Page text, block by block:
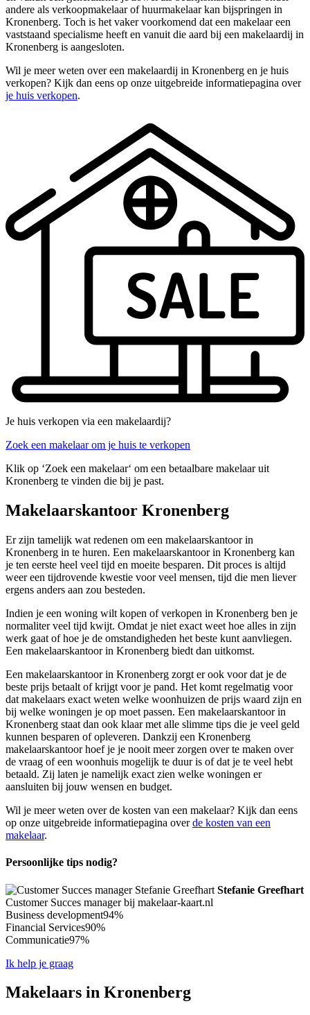
andere als verkoopmakelaar of huurmakelaar kan bijspringen in
Kronenberg. Toch is het vaker voorkomend dat een makelaar een
vaststaand specialisme heeft en vanuit die aard bij een makelaardij in
Kronenberg is aangesloten.
Wil je meer weten over een makelaardij in Kronenberg en je huis
verkopen? Kijk dan eens op onze uitgebreide informatiepagina over
je huis verkopen.
Je huis verkopen via een makelaardij?
Zoek een makelaar om je huis te verkopen
Klik op ‘Zoek een makelaar‘ om een betaalbare makelaar uit
Kronenberg te vinden die bij je past.
Makelaarskantoor Kronenberg
Er zijn tamelijk wat redenen om een makelaarskantoor in
Kronenberg in te huren. Een makelaarskantoor in Kronenberg kan
je ten eerste heel veel tijd en moeite besparen. Dit proces is altijd
weer een tijdrovende kwestie voor veel mensen, tijd die men liever
ergens anders aan zou besteden.
Indien je een woning wilt kopen of verkopen in Kronenberg ben je
normaliter veel tijd kwijt. Omdat je niet exact weet hoe alles in zijn
werk gaat of hoe je de omstandigheden het beste kunt aanvliegen.
Een makelaarskantoor in Kronenberg biedt dan uitkomst.
Een makelaarskantoor in Kronenberg zorgt er ook voor dat je de
beste prijs betaalt of krijgt voor je pand. Het komt regelmatig voor
dat makelaars exact weten welke woonhuizen de prijs waard zijn en
bij welke woningen je op moet passen. Een makelaarskantoor in
Kronenberg staat dan ook klaar met alle slimme tips die je veel geld
kunnen besparen of opleveren. Dankzij een Kronenberg
makelaarskantoor hoef je je nooit meer zorgen over te maken over
de vraag of een woonhuis mogelijk te duur is of dat je te veel hebt
betaald. Zij laten je namelijk exact zien welke woningen er
aansluiten bij jouw wensen en budget.
Wil je meer weten over de kosten van een makelaar? Kijk dan eens
op onze uitgebreide informatiepagina overde kosten van een
makelaar.
Persoonlijke tips nodig?
Stefanie Greefhart
Customer Succes manager bij makelaar-kaart.nl
Business development94%
Financial Services90%
Communicatie97%
Ik help je graag
Makelaars in Kronenberg